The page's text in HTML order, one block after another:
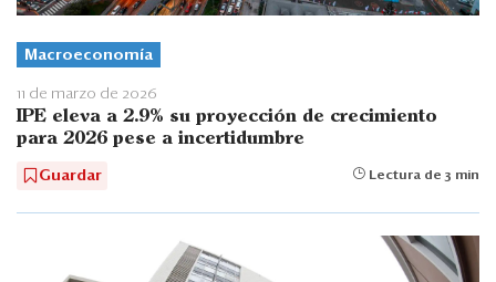
Macroeconomía
11 de marzo de 2026
IPE eleva a 2.9% su proyección de crecimiento
para 2026 pese a incertidumbre
Guardar Lectura de 3 min